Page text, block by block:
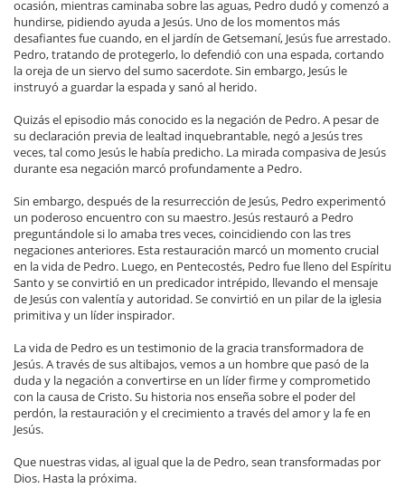
ocasión, mientras caminaba sobre las aguas, Pedro dudó y comenzó a
hundirse, pidiendo ayuda a Jesús. Uno de los momentos más
desafiantes fue cuando, en el jardín de Getsemaní, Jesús fue arrestado.
Pedro, tratando de protegerlo, lo defendió con una espada, cortando
la oreja de un siervo del sumo sacerdote. Sin embargo, Jesús le
instruyó a guardar la espada y sanó al herido.
Quizás el episodio más conocido es la negación de Pedro. A pesar de
su declaración previa de lealtad inquebrantable, negó a Jesús tres
veces, tal como Jesús le había predicho. La mirada compasiva de Jesús
durante esa negación marcó profundamente a Pedro.
Sin embargo, después de la resurrección de Jesús, Pedro experimentó
un poderoso encuentro con su maestro. Jesús restauró a Pedro
preguntándole si lo amaba tres veces, coincidiendo con las tres
negaciones anteriores. Esta restauración marcó un momento crucial
en la vida de Pedro. Luego, en Pentecostés, Pedro fue lleno del Espíritu
Santo y se convirtió en un predicador intrépido, llevando el mensaje
de Jesús con valentía y autoridad. Se convirtió en un pilar de la iglesia
primitiva y un líder inspirador.
La vida de Pedro es un testimonio de la gracia transformadora de
Jesús. A través de sus altibajos, vemos a un hombre que pasó de la
duda y la negación a convertirse en un líder firme y comprometido
con la causa de Cristo. Su historia nos enseña sobre el poder del
perdón, la restauración y el crecimiento a través del amor y la fe en
Jesús.
Que nuestras vidas, al igual que la de Pedro, sean transformadas por
Dios. Hasta la próxima.